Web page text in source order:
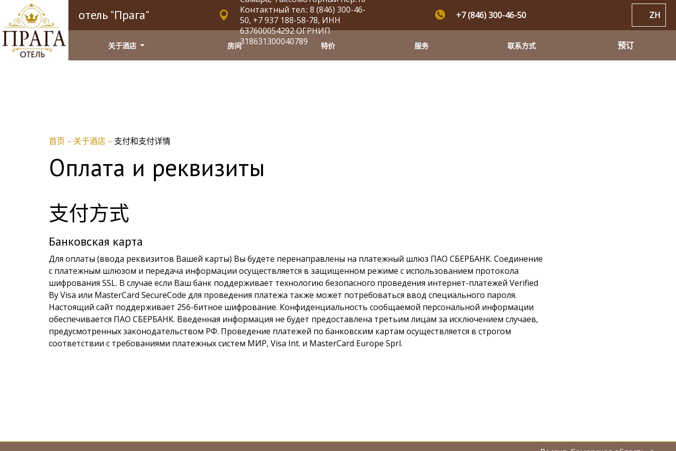
отель "Прага"
Контактный тел.: 8 (846) 300-46-
50, +7 937 188-58-78, ИНН
637600054292 ОГРНИП
318631300040789
+7 (846) 300-46-50 ZH
关于酒店 房间 特价 服务 联系方式 预订
首页 – 关于酒店 – 支付和支付详情
Оплата и реквизиты
支付方式
Банковская карта
Для оплаты (ввода реквизитов Вашей карты) Вы будете перенаправлены на платежный шлюз ПАО СБЕРБАНК. Соединение
с платежным шлюзом и передача информации осуществляется в защищенном режиме с использованием протокола
шифрования SSL. В случае если Ваш банк поддерживает технологию безопасного проведения интернет-платежей Verified
By Visa или MasterCard SecureCode для проведения платежа также может потребоваться ввод специального пароля.
Настоящий сайт поддерживает 256-битное шифрование. Конфиденциальность сообщаемой персональной информации
обеспечивается ПАО СБЕРБАНК. Введенная информация не будет предоставлена третьим лицам за исключением случаев,
предусмотренных законодательством РФ. Проведение платежей по банковским картам осуществляется в строгом
соответствии с требованиями платежных систем МИР, Visa Int. и MasterCard Europe Sprl.